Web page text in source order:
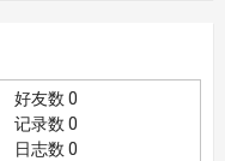
好友数 0
记录数 0
日志数 0